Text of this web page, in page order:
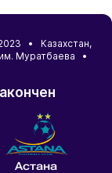
2023 • Казахстан,
Муратбаева •
Астана